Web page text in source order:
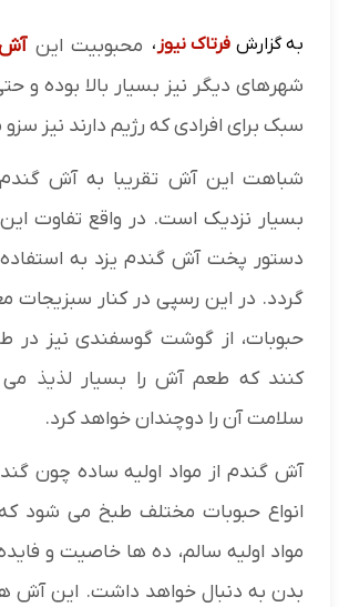
به گزارش فرتاک نیوز ، محبوبیت این
شهرهای دیگر نیز بسیار بالا بوده و
سبک برای افرادی که رژیم دارند نیز
شباهت این آش تقریبا به آش گندم
بسیار نزدیک است. در واقع تفاوت
دستور پخت آش گندم یزد به
گردد. در این رسپی در کنار
حبوبات، از گوشت گوسفندی نیز در
کنند که طعم آش را بسیار لذیذ
سلامت آن را دوچندان خواهد کرد.
آش گندم از مواد اولیه ساده چون
انواع حبوبات مختلف طبخ می شود
مواد اولیه سالم، ده ها خاصیت و
بدن به دنبال خواهد داشت. این آش